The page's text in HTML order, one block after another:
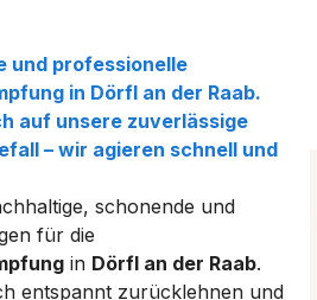
und professionelle
in Dörfl an der Raab.
auf unsere zuverlässige
– wir agieren schnell und
schonende und
für die
in Dörfl an der Raab.
entspannt zurücklehnen und